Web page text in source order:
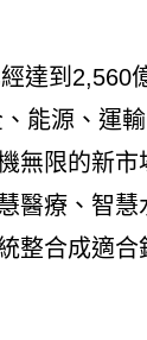
達到2,560
能源、運
無限的新市
醫療、智慧
整合成適合